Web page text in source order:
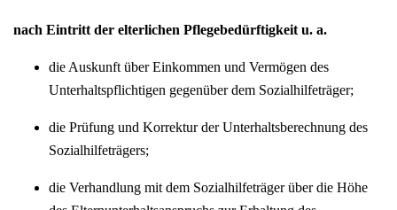
nach Eintritt der elterlichen Pflegebedürftigkeit u. a.
die Auskunft über Einkommen und Vermögen des
Unterhaltspflichtigen gegenüber dem Sozialhilfeträger;
die Prüfung und Korrektur der Unterhaltsberechnung des
Sozialhilfeträgers;
die Verhandlung mit dem Sozialhilfeträger über die Höhe